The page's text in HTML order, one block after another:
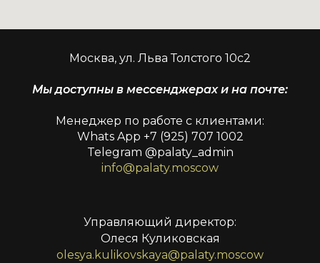
Москва, ул. Льва Толстого 10с2
Мы доступны в мессенджерах и на почте:
Менеджер по работе с клиентами:
Whats App +7 (925) 707 1002
Telegram @palaty_admin
info@palaty.moscow
Управляющий директор:
Олеся Куликовская
olesya.kulikovskaya@palaty.moscow